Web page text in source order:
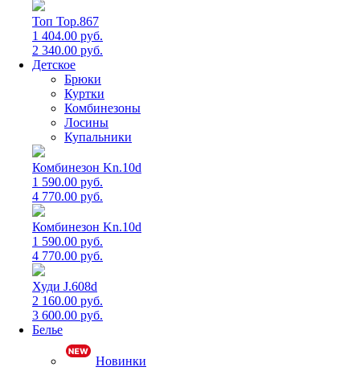
Топ Top.867
1 404.00 руб.
2 340.00 руб.
Детское
Брюки
Куртки
Комбинезоны
Лосины
Купальники
Комбинезон Kn.10d
1 590.00 руб.
4 770.00 руб.
Комбинезон Kn.10d
1 590.00 руб.
4 770.00 руб.
Худи J.608d
2 160.00 руб.
3 600.00 руб.
Белье
Новинки